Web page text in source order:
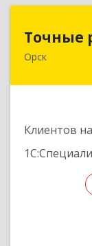
Точные
Орск
Клиентов